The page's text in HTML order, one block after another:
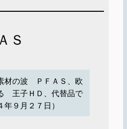
Ｓ
材の波 ＰＦＡＳ、欧
王子ＨＤ、代替品で
９月２７日）